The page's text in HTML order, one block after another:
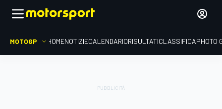
MOTOGP HOMENOTIZIECALENDARIORISULTATICLASSIFICAPHOTO